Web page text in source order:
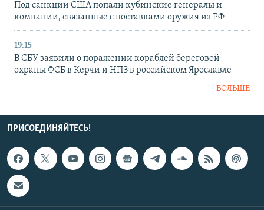
Под санкции США попали кубинские генералы и
компании, связанные с поставками оружия из РФ
19:15
В СБУ заявили о поражении кораблей береговой
охраны ФСБ в Керчи и НПЗ в российском Ярославле
БОЛЬШЕ
ПРИСОЕДИНЯЙТЕСЬ!